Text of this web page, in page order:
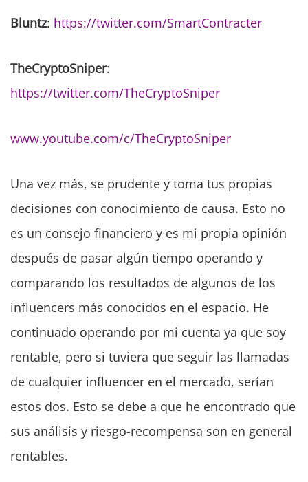
Bluntz: https://twitter.com/SmartContracter
TheCryptoSniper:
https://twitter.com/TheCryptoSniper
www.youtube.com/c/TheCryptoSniper
Una vez más, se prudente y toma tus propias
decisiones con conocimiento de causa. Esto no
es un consejo financiero y es mi propia opinión
después de pasar algún tiempo operando y
comparando los resultados de algunos de los
influencers más conocidos en el espacio. He
continuado operando por mi cuenta ya que soy
rentable, pero si tuviera que seguir las llamadas
de cualquier influencer en el mercado, serían
estos dos. Esto se debe a que he encontrado que
sus análisis y riesgo-recompensa son en general
rentables.